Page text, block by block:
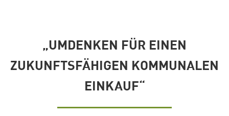
„UMDENKEN FÜR EINEN
ZUKUNFTSFÄHIGEN KOMMUNALEN
EINKAUF“